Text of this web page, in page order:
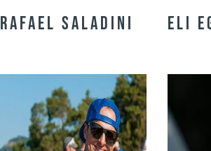
Rafael Saladini Eli